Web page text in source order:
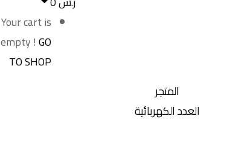
Your cart is
empty !GO
TO SHOP
المتجر
العدد الكهربائية